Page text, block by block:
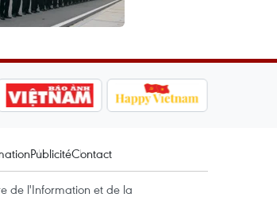
PublicitéContact
de l'Information et de la